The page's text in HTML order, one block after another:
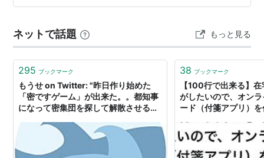
ンドケーキのように膨らまず… それでも味は良い…(笑)
試行錯誤しながら作ってました！ お菓子作りの基…
ネットで話題 もっと見る
295 ブックマーク
もうせ on Twitter: "昨日作り始めた
「密ですゲーム」が出来た。。都知事
になって密集団を探して解散させるゲ
#StayHome #Unity
#socialdistancing
https://t.co/fEFfed9sTz"
38 ブックマーク
【100行で出来る】
がしたいので、オン
ード（付箋アプリ）